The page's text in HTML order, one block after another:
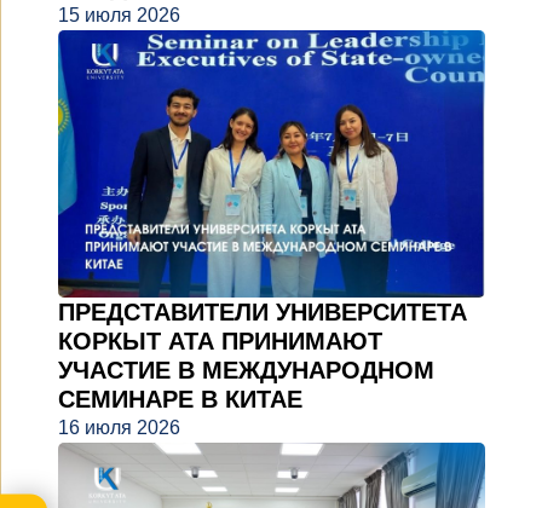
15 июля 2026
ПРЕДСТАВИТЕЛИ УНИВЕРСИТЕТА
КОРКЫТ АТА ПРИНИМАЮТ
УЧАСТИЕ В МЕЖДУНАРОДНОМ
СЕМИНАРЕ В КИТАЕ
16 июля 2026